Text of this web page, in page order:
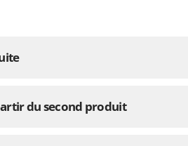
du second produit